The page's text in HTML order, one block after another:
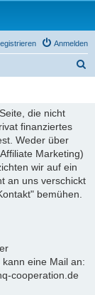
Anmelden
die nicht
finanziertes
Weder über
Marketing)
wir auf ein
an uns verschickt
bemühen.
eine Mail an:
cooperation.de